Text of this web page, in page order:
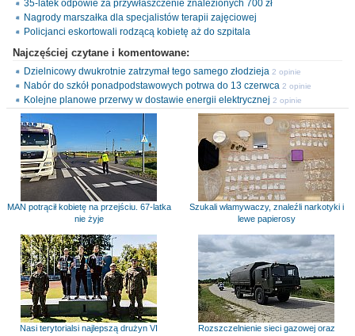
35-latek odpowie za przywłaszczenie znalezionych 700 zł
Nagrody marszałka dla specjalistów terapii zajęciowej
Policjanci eskortowali rodzącą kobietę aż do szpitala
Najczęściej czytane i komentowane:
Dzielnicowy dwukrotnie zatrzymał tego samego złodzieja 2 opinie
Nabór do szkół ponadpodstawowych potrwa do 13 czerwca 2 opinie
Kolejne planowe przerwy w dostawie energii elektrycznej 2 opinie
MAN potrącił kobietę na przejściu. 67-latka
nie żyje
Szukali włamywaczy, znaleźli narkotyki i
lewe papierosy
Nasi terytorialsi najlepszą drużyn VI
Rozszczelnienie sieci gazowej oraz